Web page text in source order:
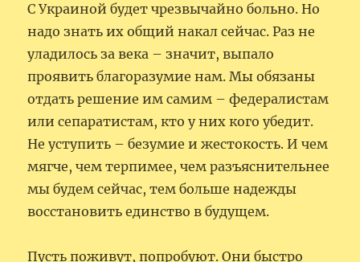
С Украиной будет чрезвычайно больно. Но
надо знать их общий накал сейчас. Раз не
уладилось за века – значит, выпало
проявить благоразумие нам. Мы обязаны
отдать решение им самим – федералистам
или сепаратистам, кто у них кого убедит.
Не уступить – безумие и жестокость. И чем
мягче, чем терпимее, чем разъяснительнее
мы будем сейчас, тем больше надежды
восстановить единство в будущем.
Пусть поживут, попробуют. Они быстро